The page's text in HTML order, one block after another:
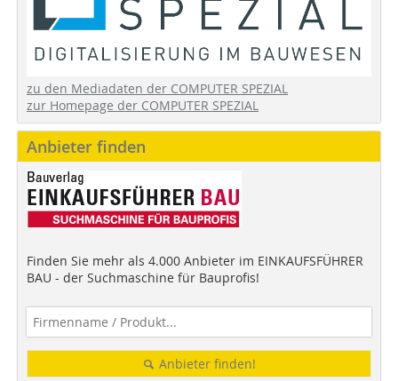
zu den Mediadaten der COMPUTER SPEZIAL
zur Homepage der COMPUTER SPEZIAL
Anbieter finden
Finden Sie mehr als 4.000 Anbieter im EINKAUFSFÜHRER
BAU - der Suchmaschine für Bauprofis!
Anbieter finden!